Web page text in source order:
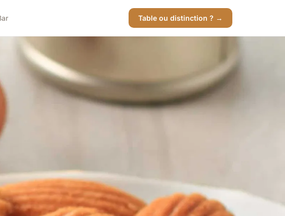
Table ou distinction ? →